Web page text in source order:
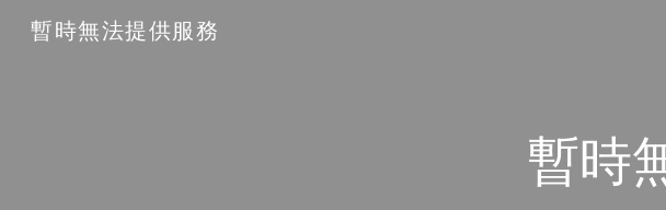
暫時無法提供服務
暫時